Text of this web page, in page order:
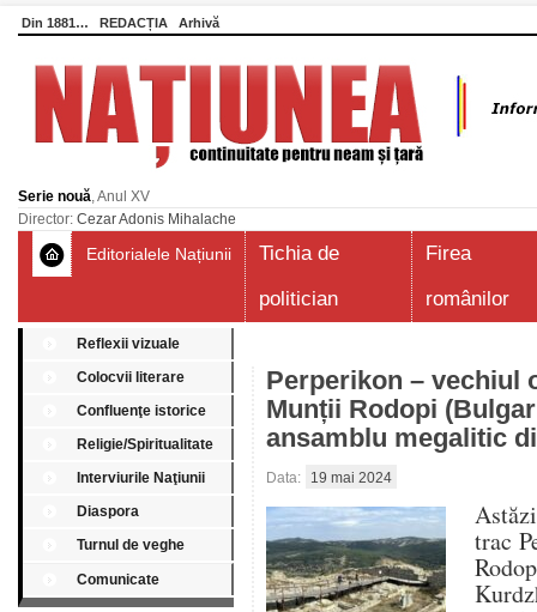
Din 1881… REDACȚIA Arhivă
Serie nouă, Anul XV
Director: Cezar Adonis Mihalache
Editorialele Națiunii
Tichia de
politician
Firea
românilor
Reflexii vizuale
Colocvii literare
Confluenţe istorice
Religie/Spiritualitate
Interviurile Naţiunii
Diaspora
Turnul de veghe
Comunicate
Perperikon – vechiul
Munții Rodopi
ansamblu megalitic
Data: 19 mai 2024
trac